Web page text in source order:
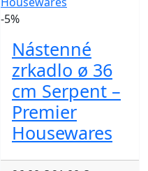
-5%
Nástenné
zrkadlo ø 36
cm Serpent –
Premier
Housewares